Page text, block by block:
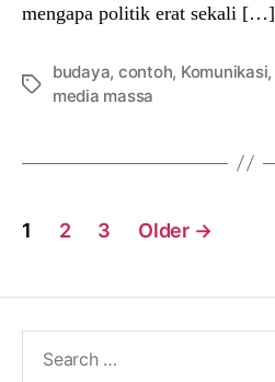
mengapa politik erat sekali […]
Tags
budaya, contoh, Komunikasi,
media massa
Posts
1 2 3 Older →